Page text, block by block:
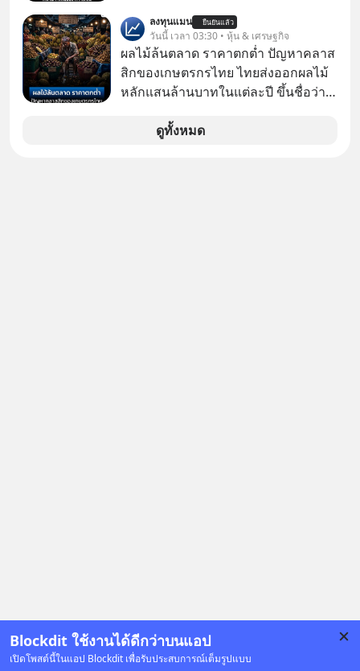
Blockdit ใช้งานได้ดีกว่าบนแอป
เปิดโพสต์นี้ในแอป Blockdit เพื่อรับประสบการณ์เต็มรูปแบบ
ลงทุนแมน ยืนยันแล้ว
วันนี้ เวลา 03:30 • หุ้น & เศรษฐกิจ
ผลไม้ล้นตลาด ราคาตกต่ำ ปัญหาคลาส
สิกของเกษตรกรไทย ไทยส่งออกผลไม้
หลักแสนล้านบาทในแต่ละปี ขึ้นชื่อว่า
เบอร์ต้น ๆ ของโลก
ดูทั้งหมด